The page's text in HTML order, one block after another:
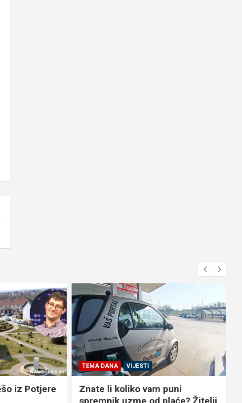
iz Potjere
TEMA DANA VIJESTI
Znate li koliko vam puni
spremnik uzme od plaće? Žitelji